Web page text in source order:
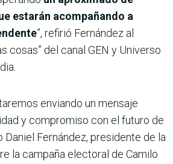
estarán acompañando a
”, refirió Fernández al
cosas” del canal GEN y Universo
enviando un mensaje
y compromiso con el futuro de
Daniel Fernández, presidente de la
la campaña electoral de Camilo